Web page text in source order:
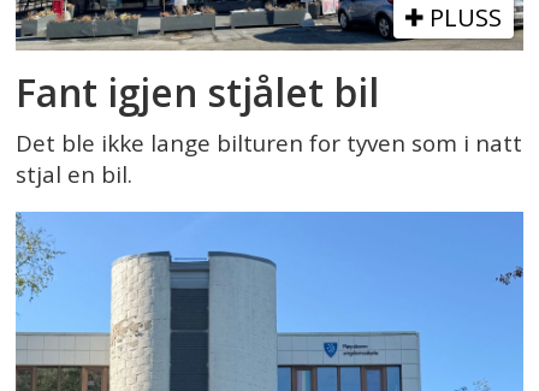
PLUSS
Fant igjen stjålet bil
Det ble ikke lange bilturen for tyven som i natt
stjal en bil.